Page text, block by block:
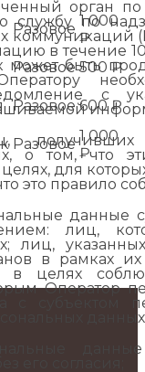
Разовое 1 000
₽
Разовое 500 ₽
Разовое 600 ₽
Разовое 1 000
₽
орган
службу по
коммуникаций
в течение
может быть
с
о том, что
для
это правило
данные
лиц,
лиц,
в рамках
целях
Оператор
с субъектом
его согласия;